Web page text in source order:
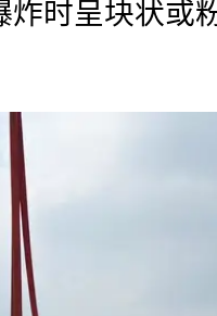
炸时呈块状或